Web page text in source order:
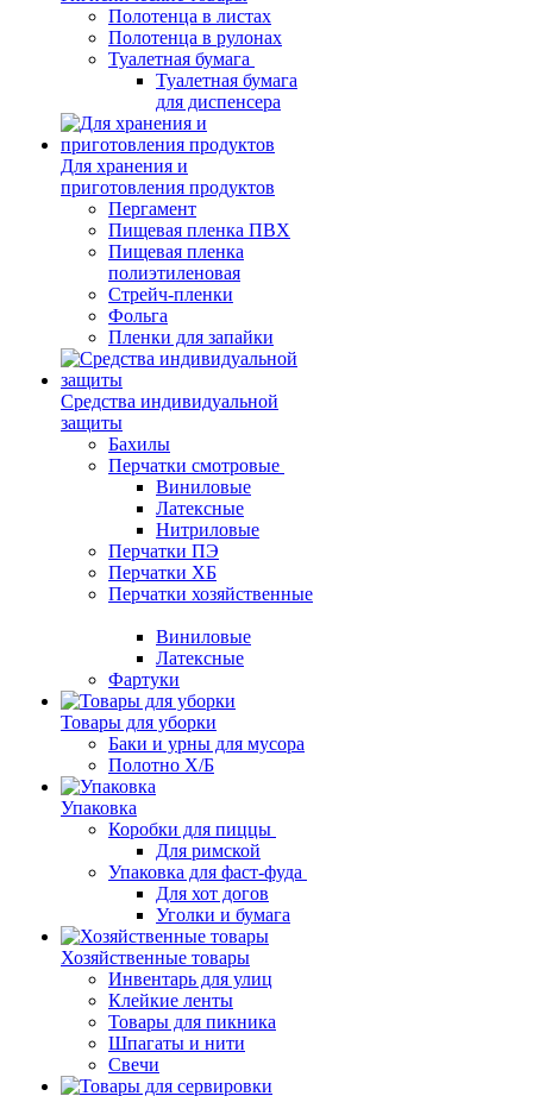
Полотенца в листах
Полотенца в рулонах
Туалетная бумага
Туалетная бумага
для диспенсера
Для хранения и
приготовления продуктов
Пергамент
Пищевая пленка ПВХ
Пищевая пленка
полиэтиленовая
Стрейч-пленки
Фольга
Пленки для запайки
Средства индивидуальной
защиты
Бахилы
Перчатки смотровые
Виниловые
Латексные
Нитриловые
Перчатки ПЭ
Перчатки ХБ
Перчатки хозяйственные
Виниловые
Латексные
Фартуки
Товары для уборки
Баки и урны для мусора
Полотно Х/Б
Упаковка
Коробки для пиццы
Для римской
Упаковка для фаст-фуда
Для хот догов
Уголки и бумага
Хозяйственные товары
Инвентарь для улиц
Клейкие ленты
Товары для пикника
Шпагаты и нити
Свечи